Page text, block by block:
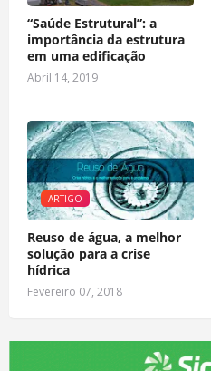
“Saúde Estrutural”: a
importância da estrutura
em uma edificação
Abril 14, 2019
ARTIGO
Reuso de água, a melhor
solução para a crise
hídrica
Fevereiro 07, 2018